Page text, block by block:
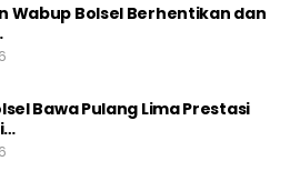
Wabup Bolsel Berhentikan dan
Bawa Pulang Lima Prestasi